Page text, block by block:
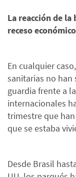
La reacción de
receso
En cualquier
sanitarias no han
guardia frente a
internacionales
trimestre que
que se estaba
Desde Brasil